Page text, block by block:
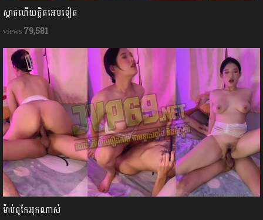
ស្អាតហើយក្ដិតអេមទៀត
79,581
ម៉ាប់ពូកែអុកណាស់